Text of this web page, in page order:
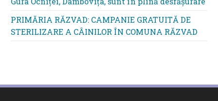
PRIMĂRIA RĂZVAD: CAMPANIE GRATUITĂ DE
STERILIZARE A CÂINILOR ÎN COMUNA RĂZVAD